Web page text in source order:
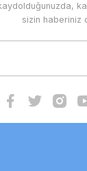
sizin haberiniz